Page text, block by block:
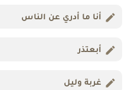
أنا ما أدري عن الناس
أبعتذر
غربة وليل